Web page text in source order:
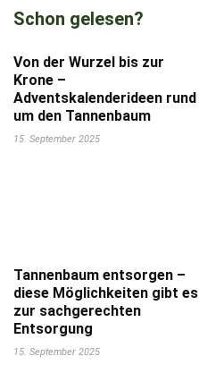
Schon gelesen?
Von der Wurzel bis zur
Krone –
Adventskalenderideen rund
um den Tannenbaum
15. September 2025
Tannenbaum entsorgen –
diese Möglichkeiten gibt es
zur sachgerechten
Entsorgung
15. September 2025